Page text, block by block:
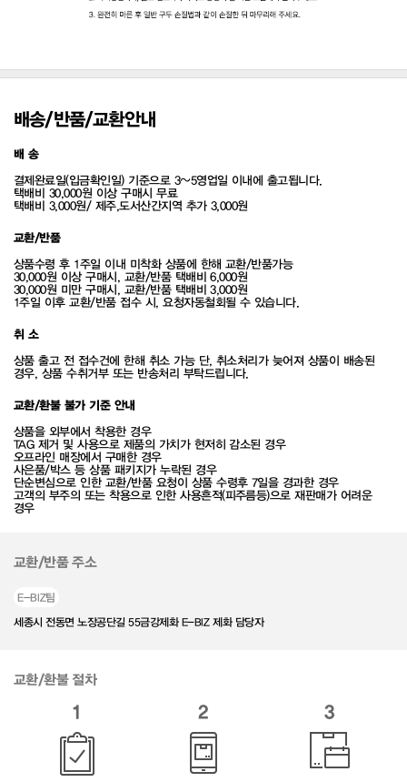
배송/반품/교환안내
배 송
결제완료일(입금확인일) 기준으로 3~5영업일 이내에 출고됩니다.
택배비 30,000원 이상 구매시 무료
택배비 3,000원/ 제주,도서산간지역 추가 3,000원
교환/반품
상품수령 후 1주일 이내 미착화 상품에 한해 교환/반품가능
30,000원 이상 구매시, 교환/반품 택배비 6,000원
30,000원 미만 구매시, 교환/반품 택배비 3,000원
1주일 이후 교환/반품 접수 시, 요청자동철회될 수 있습니다.
취 소
상품 출고 전 접수건에 한해 취소 가능 단, 취소처리가 늦어져 상품이 배송된
경우, 상품 수취거부 또는 반송처리 부탁드립니다.
교환/환불 불가 기준 안내
상품을 외부에서 착용한 경우
TAG 제거 및 사용으로 제품의 가치가 현저히 감소된 경우
오프라인 매장에서 구매한 경우
사은품/박스 등 상품 패키지가 누락된 경우
단순변심으로 인한 교환/반품 요청이 상품 수령후 7일을 경과한 경우
고객의 부주의 또는 착용으로 인한 사용흔적(피주름등)으로 재판매가 어려운
경우
교환/반품 주소
E-BIZ팀
세종시 전동면 노장공단길 55금강제화 E-BIZ 제화 담당자
교환/환불 절차
1 2 3